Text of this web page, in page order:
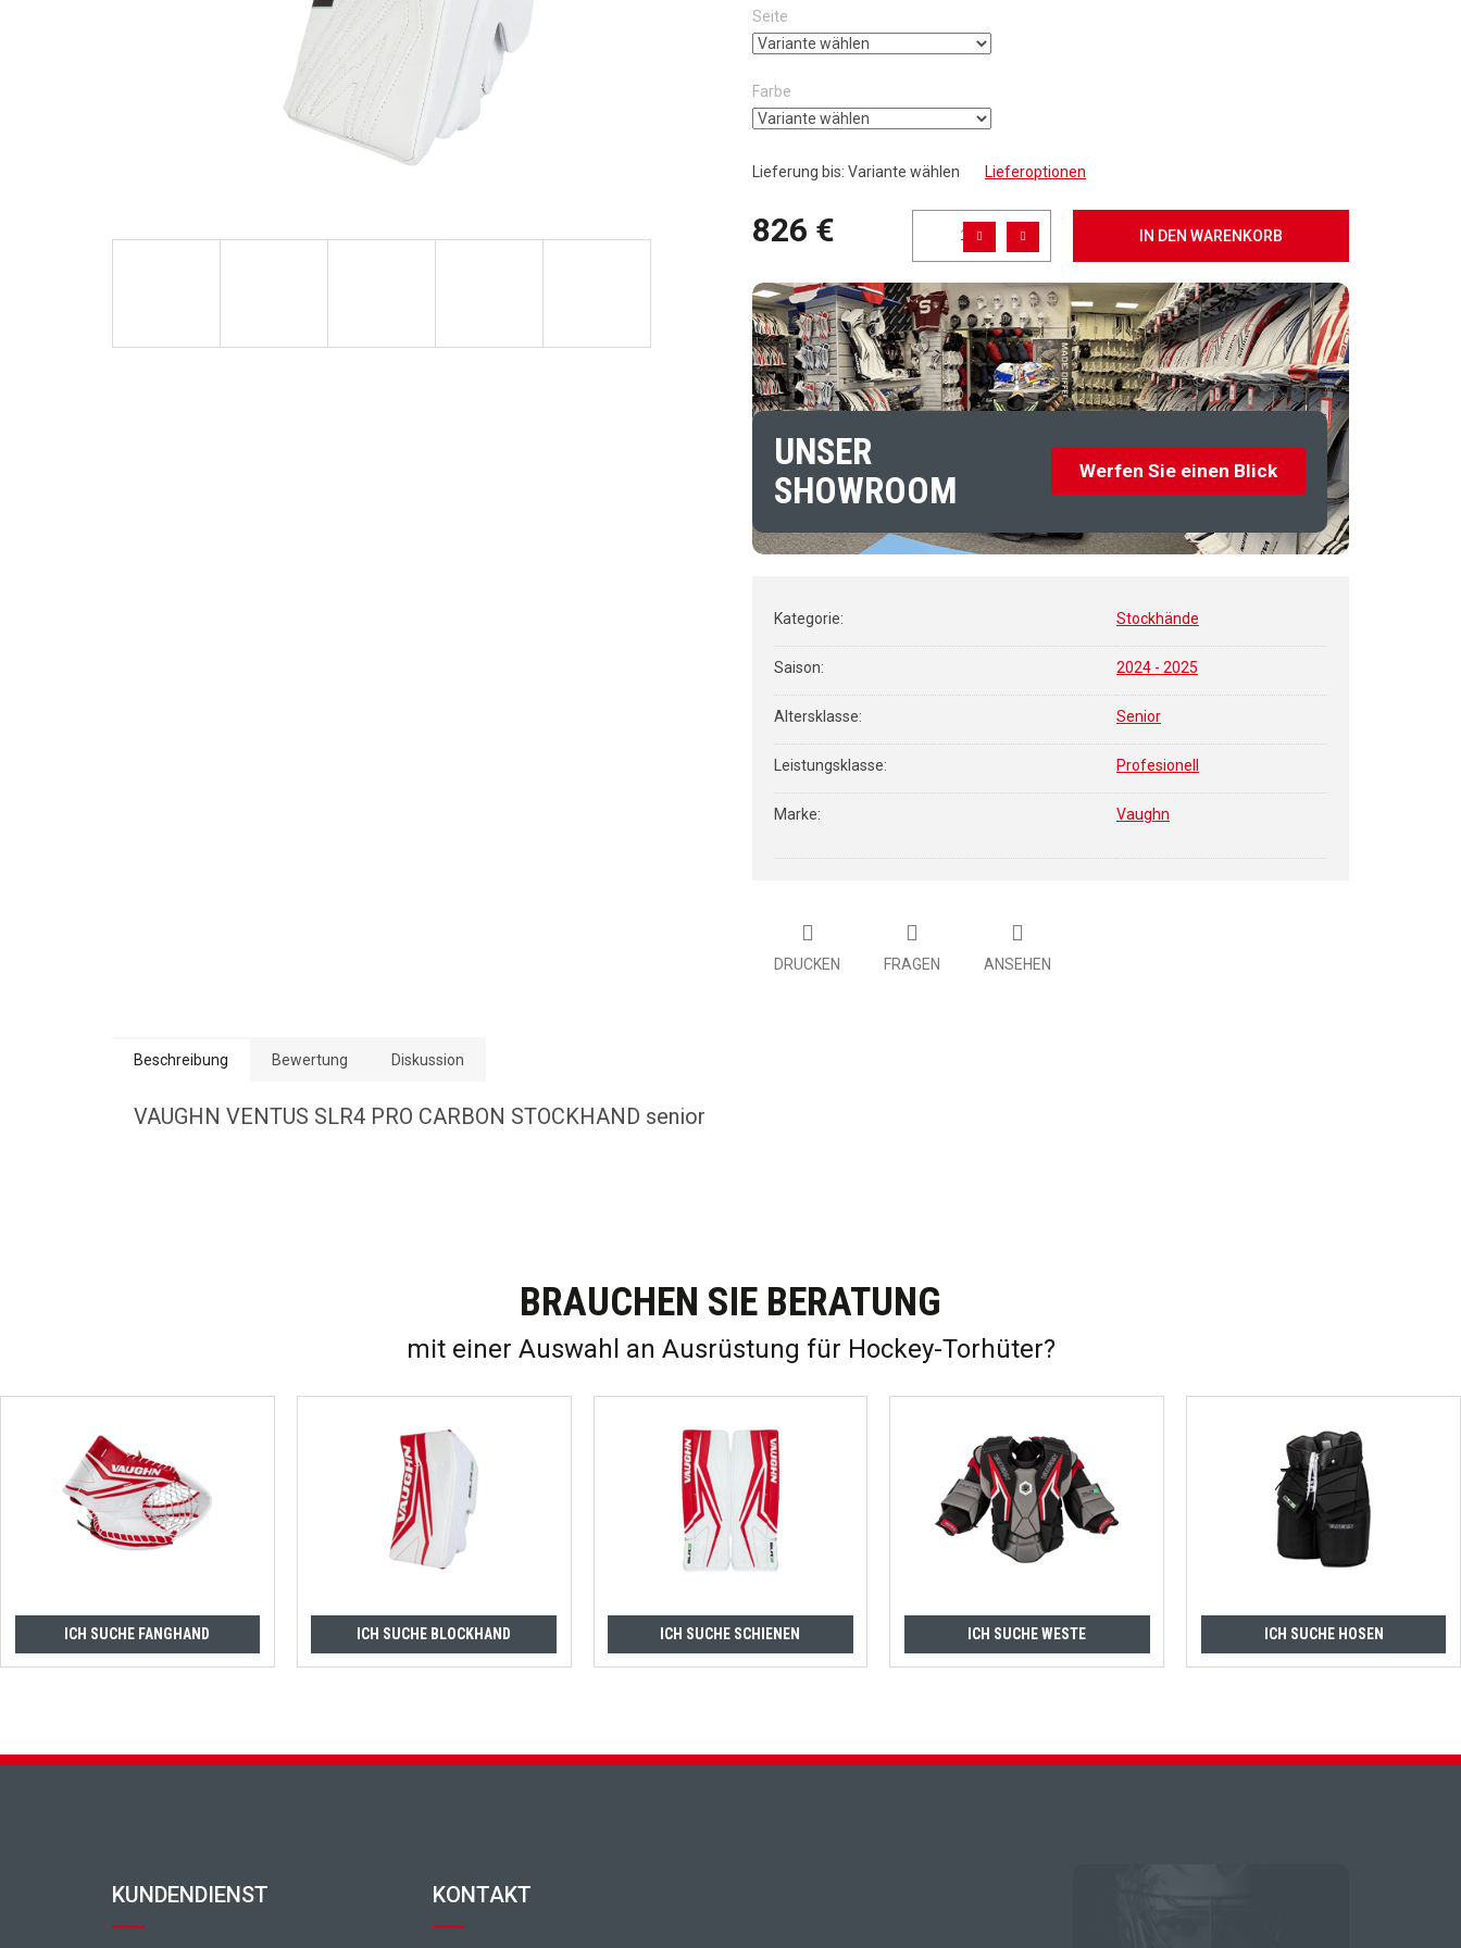
Seite
Farbe
Lieferung bis: Variante wählen Lieferoptionen
IN DEN WARENKORB
826 €
UNSER
SHOWROOM
Werfen Sie einen Blick
Kategorie: Stockhände
Saison: 2024 - 2025
Altersklasse: Senior
Leistungsklasse: Profesionell
Marke: Vaughn
DRUCKEN FRAGEN ANSEHEN
Beschreibung Bewertung Diskussion
VAUGHN VENTUS SLR4 PRO CARBON STOCKHAND senior
BRAUCHEN SIE BERATUNG
mit einer Auswahl an Ausrüstung für Hockey-Torhüter?
ICH SUCHE FANGHAND ICH SUCHE BLOCKHAND ICH SUCHE SCHIENEN ICH SUCHE WESTE ICH SUCHE HOSEN
KUNDENDIENST KONTAKT